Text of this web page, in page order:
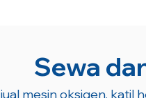
Sewa
mesin oksigen,